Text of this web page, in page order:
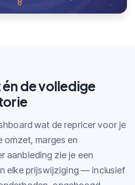
de volledige
wat de repricer voor je
omzet, marges en
aanbieding zie je een
elke prijswijziging — inclusief